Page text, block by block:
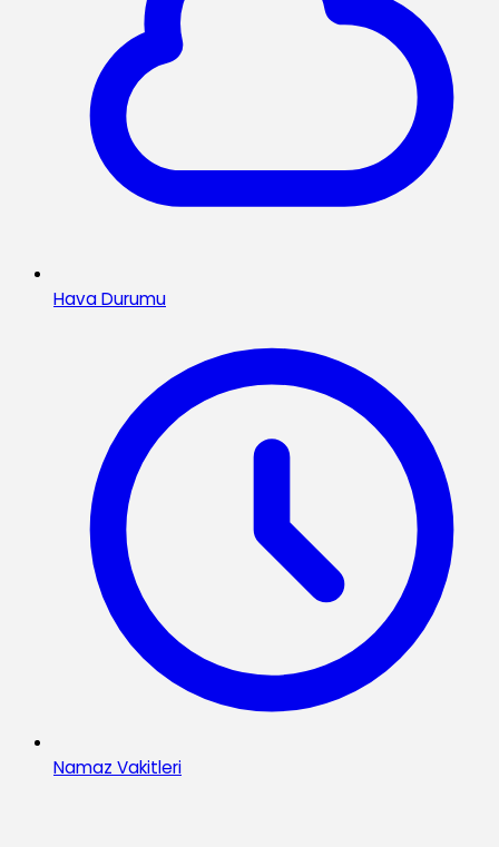
Hava Durumu
Namaz Vakitleri